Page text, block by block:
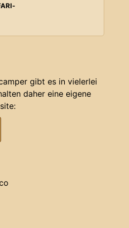
gibt es in vielerlei
daher eine eigene